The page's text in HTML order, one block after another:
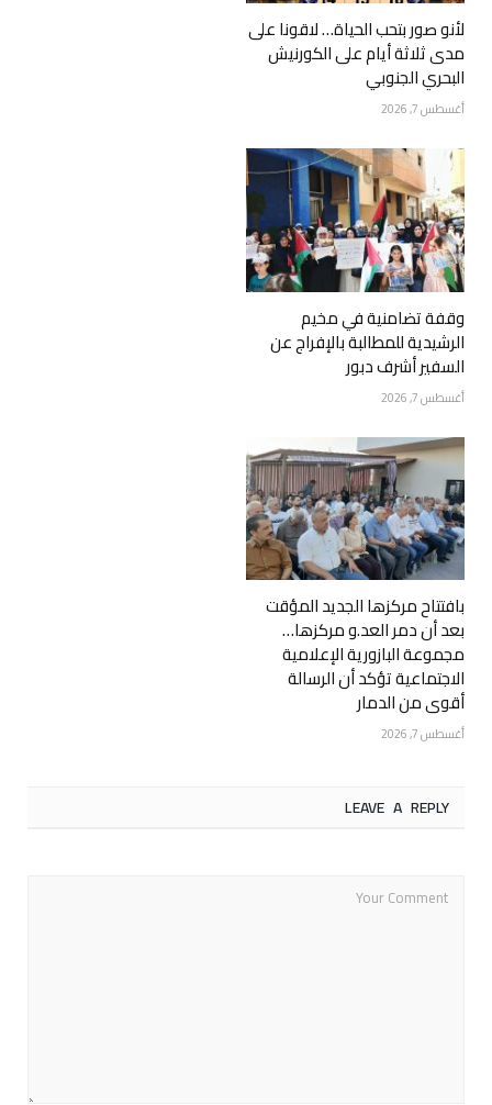
لأنو صور بتحب الحياة… لاقونا على
مدى ثلاثة أيام على الكورنيش
البحري الجنوبي
أغسطس 7, 2026
وقفة تضامنية في مخيم
الرشيدية للمطالبة بالإفراج عن
السفير أشرف دبور
أغسطس 7, 2026
بافتتاح مركزها الجديد المؤقت
بعد أن دمر العد.و مركزها…
مجموعة البازورية الإعلامية
الاجتماعية تؤكد أن الرسالة
أقوى من الدمار
أغسطس 7, 2026
LEAVE A REPLY